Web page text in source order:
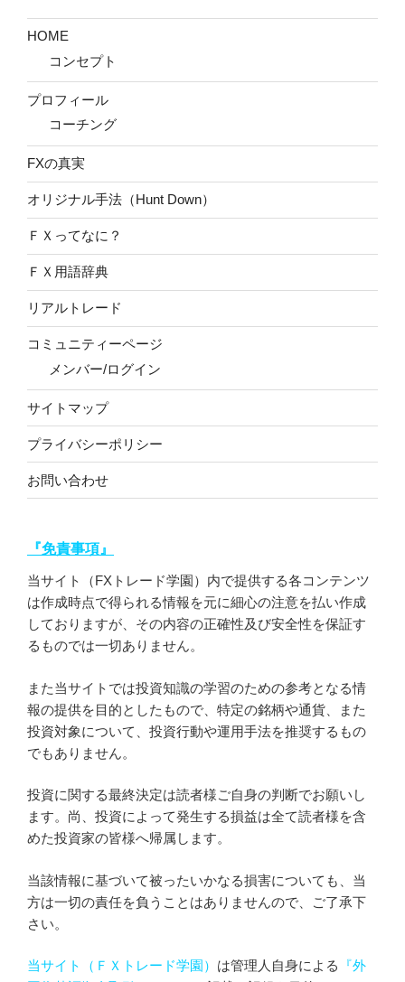
HOME
コンセプト
プロフィール
コーチング
FXの真実
オリジナル手法（Hunt Down）
ＦＸってなに？
ＦＸ用語辞典
リアルトレード
コミュニティーページ
メンバー/ログイン
サイトマップ
プライバシーポリシー
お問い合わせ
『免責事項』
当サイト（FXトレード学園）内で提供する各コンテンツ
は作成時点で得られる情報を元に細心の注意を払い作成
しておりますが、その内容の正確性及び安全性を保証す
るものでは一切ありません。
また当サイトでは投資知識の学習のための参考となる情
報の提供を目的としたもので、特定の銘柄や通貨、また
投資対象について、投資行動や運用手法を推奨するもの
でもありません。
投資に関する最終決定は読者様ご自身の判断でお願いし
ます。尚、投資によって発生する損益は全て読者様を含
めた投資家の皆様へ帰属します。
当該情報に基づいて被ったいかなる損害についても、当
方は一切の責任を負うことはありませんので、ご了承下
さい。
当サイト（ＦＸトレード学園） は管理人自身による
『外